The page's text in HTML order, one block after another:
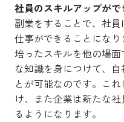
社員のスキルアップがで
副業をすることで、社
仕事ができることにな
培ったスキルを他の場
な知識を身につけて、
とが可能なのです。こ
け、また企業は新たな
るようになります。